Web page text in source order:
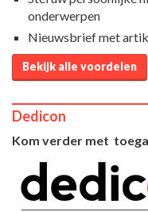
onderwerpen
Nieuwsbrief met
Bekijk alle voordelen
Dedicon
Kom verder met